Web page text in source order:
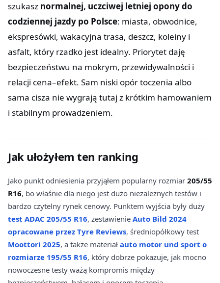
szukasz normalnej, uczciwej letniej opony do
codziennej jazdy po Polsce: miasta, obwodnice,
ekspresówki, wakacyjna trasa, deszcz, koleiny i
asfalt, który rzadko jest idealny. Priorytet daję
bezpieczeństwu na mokrym, przewidywalności i
relacji cena–efekt. Sam niski opór toczenia albo
sama cisza nie wygrają tutaj z krótkim hamowaniem
i stabilnym prowadzeniem.
Jak ułożyłem ten ranking
Jako punkt odniesienia przyjąłem popularny rozmiar 205/55
R16, bo właśnie dla niego jest dużo niezależnych testów i
bardzo czytelny rynek cenowy. Punktem wyjścia były duży
test ADAC 205/55 R16, zestawienie Auto Bild 2024
opracowane przez Tyre Reviews, średniopółkowy test
Moottori 2025, a także materiał auto motor und sport o
rozmiarze 195/55 R16, który dobrze pokazuje, jak mocno
nowoczesne testy ważą kompromis między